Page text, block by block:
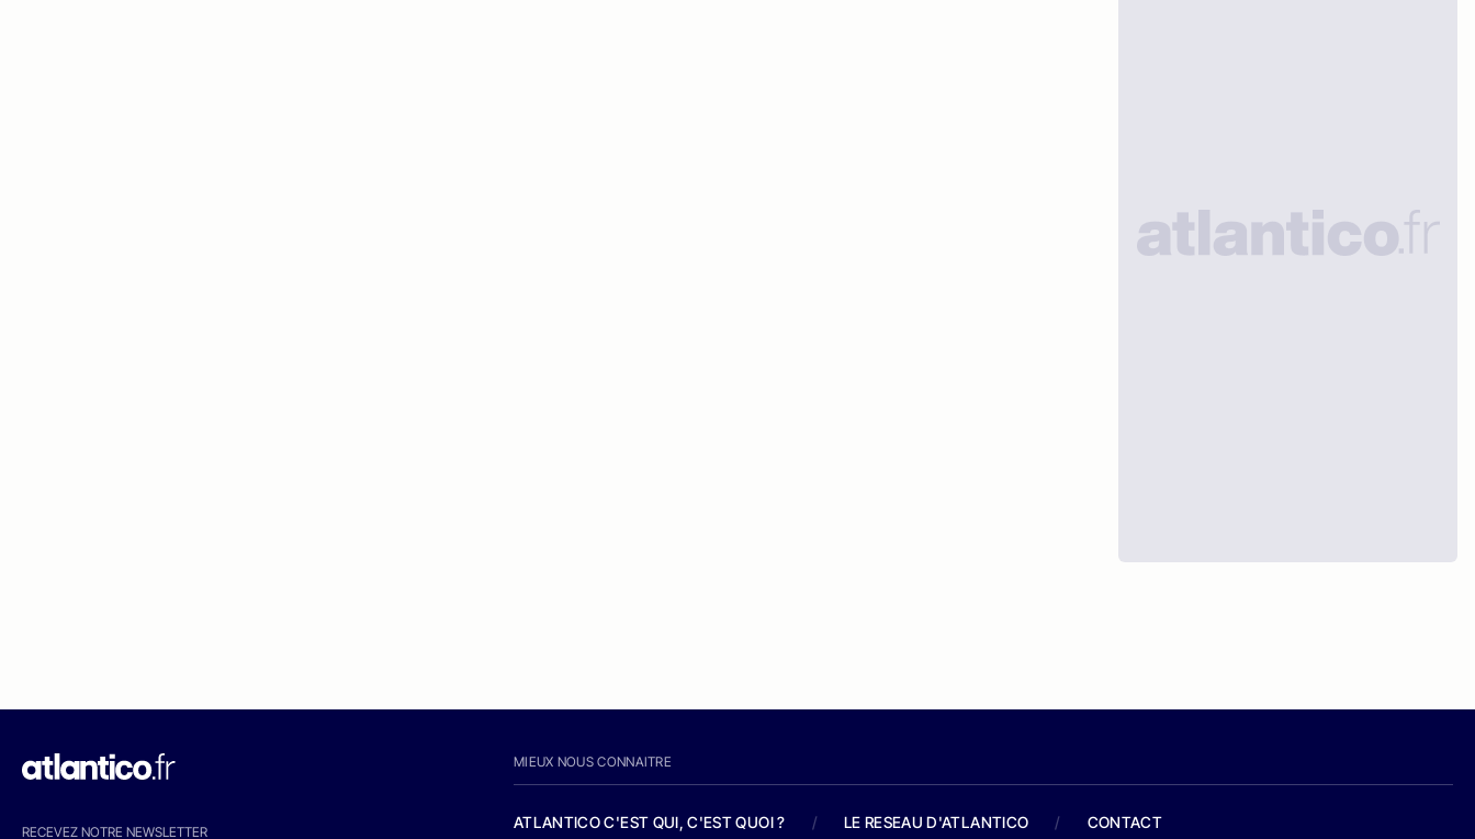
RECEVEZ NOTRE NEWSLETTER
MIEUX NOUS CONNAITRE
ATLANTICO C'EST QUI, C'EST QUOI ? / LE RESEAU D'ATLANTICO / CONTACT